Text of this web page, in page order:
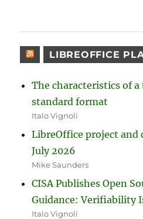
LIBREOFFICE
The characteristics of
standard format
Italo Vignoli
LibreOffice project and
July 2026
Mike Saunders
CISA Publishes Open
Guidance: Verifiability
Italo Vignoli